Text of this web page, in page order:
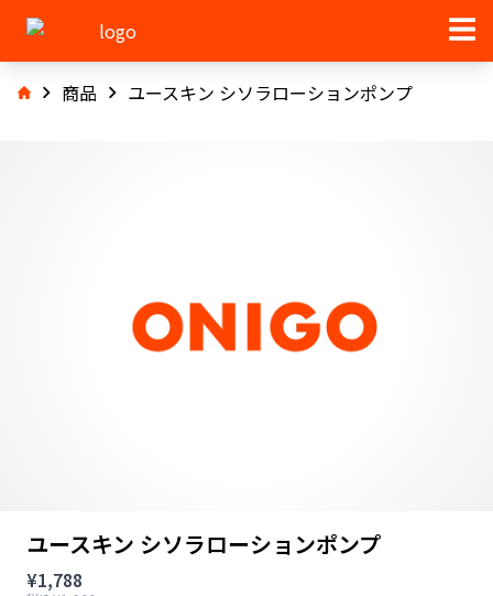
商品 ユースキン シソラローションポンプ
ユースキン シソラローションポンプ
¥1,788